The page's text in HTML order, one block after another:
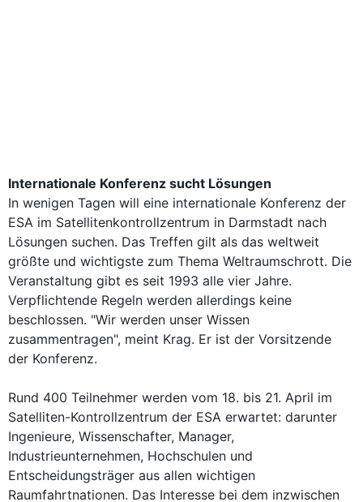
Internationale Konferenz sucht Lösungen
In wenigen Tagen will eine internationale Konferenz der
ESA im Satellitenkontrollzentrum in Darmstadt nach
Lösungen suchen. Das Treffen gilt als das weltweit
größte und wichtigste zum Thema Weltraumschrott. Die
Veranstaltung gibt es seit 1993 alle vier Jahre.
Verpflichtende Regeln werden allerdings keine
beschlossen. "Wir werden unser Wissen
zusammentragen", meint Krag. Er ist der Vorsitzende
der Konferenz.
Rund 400 Teilnehmer werden vom 18. bis 21. April im
Satelliten-Kontrollzentrum der ESA erwartet: darunter
Ingenieure, Wissenschafter, Manager,
Industrieunternehmen, Hochschulen und
Entscheidungsträger aus allen wichtigen
Raumfahrtnationen. Das Interesse bei dem inzwischen